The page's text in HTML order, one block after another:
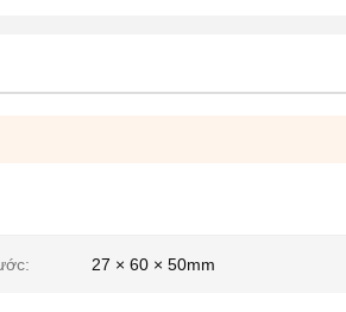
27 × 60 × 50mm